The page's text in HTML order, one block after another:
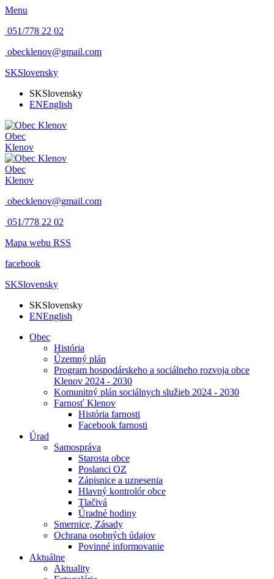
Menu
051/778 22 02
obecklenov@gmail.com
SKSlovensky
SKSlovensky
ENEnglish
Obec
Klenov
Obec
Klenov
obecklenov@gmail.com
051/778 22 02
Mapa webu RSS
facebook
SKSlovensky
SKSlovensky
ENEnglish
Obec
História
Územný plán
Program hospodárskeho a sociálneho rozvoja obce
Klenov 2024 - 2030
Komunitný plán sociálnych služieb 2024 - 2030
Farnosť Klenov
História farnosti
Facebook farnosti
Úrad
Samospráva
Starosta obce
Poslanci OZ
Zápisnice a uznesenia
Hlavný kontrolór obce
Tlačivá
Úradné hodiny
Smernice, Zásady
Ochrana osobných údajov
Povinné informovanie
Aktuálne
Aktuality